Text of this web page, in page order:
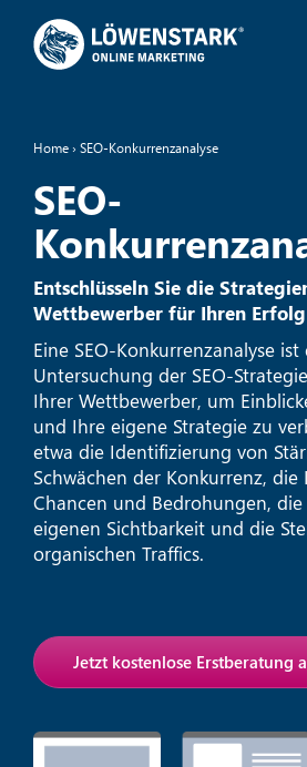
Home› SEO-Konkurrenzanalyse
SEO-
Entschlüsseln Sie die
Wettbewerber für Ihren Erfolg
Eine SEO-Konkurrenzanalyse
Untersuchung der SEO-
Ihrer Wettbewerber, um
und Ihre eigene Strategie zu
etwa die Identifizierung von
Schwächen der Konkurrenz,
Chancen und Bedrohungen,
eigenen Sichtbarkeit und die
organischen Traffics.
Jetzt kostenlose Erstberatung